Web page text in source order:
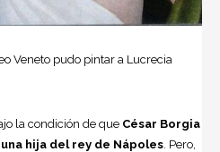
Veneto pudo pintar a Lucrecia
la condición de que César Borgia
hija del rey de Nápoles . Pero,